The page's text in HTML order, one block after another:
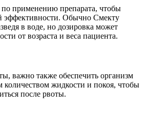
применению препарата, чтобы
эффективности. Обычно Смекту
в воде, но дозировка может
от возраста и веса пациента.
важно также обеспечить организм
количеством жидкости и покоя, чтобы
после рвоты.